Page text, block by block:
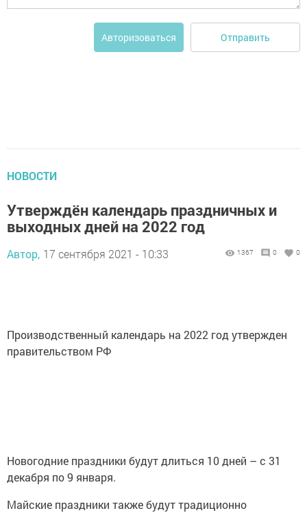
Авторизоваться Отправить
НОВОСТИ
Утверждён календарь праздничных и
выходных дней на 2022 год
Автор, 17 сентября 2021 - 10:33 1367 0 0
Производственный календарь на 2022 год утвержден
правительством РФ
Новогодние праздники будут длиться 10 дней – с 31
декабря по 9 января.
Майские праздники также будут традиционно